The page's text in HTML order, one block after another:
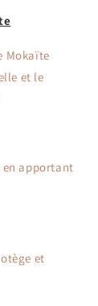
Mokaïte
et le
apportant
et